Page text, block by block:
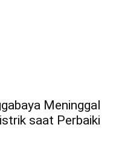
Meninggal
saat Perbaiki